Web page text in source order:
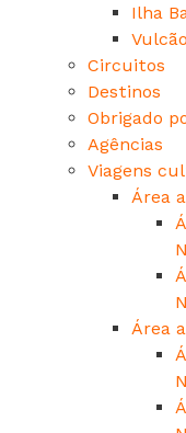
Ilha
Circuitos
Destinos
Obrigado
Agências
Viagens
Área
Área